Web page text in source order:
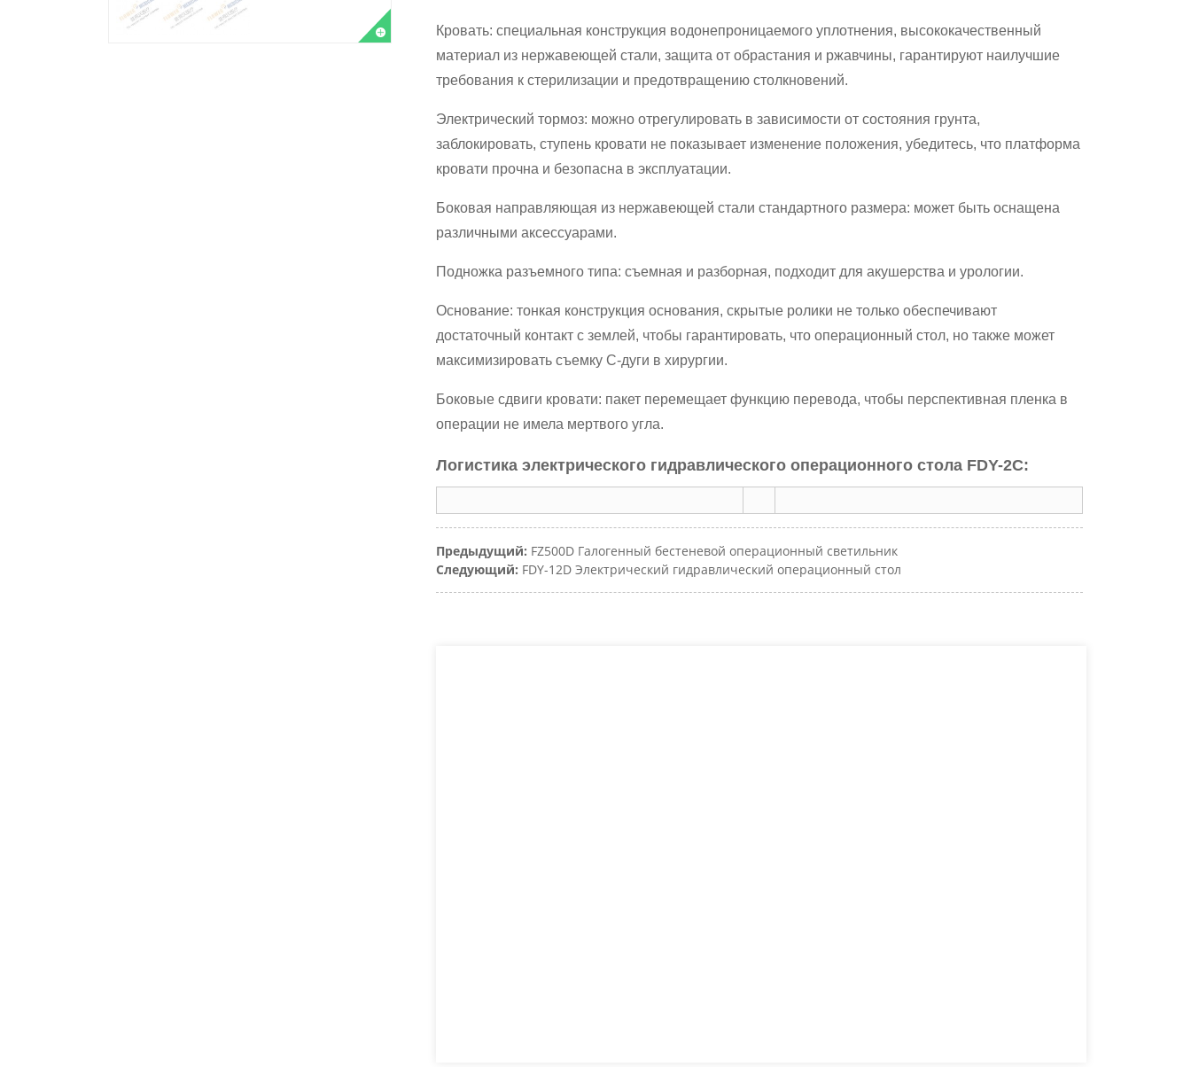
Кровать: специальная конструкция водонепроницаемого уплотнения, высококачественный
материал из нержавеющей стали, защита от обрастания и ржавчины, гарантируют наилучшие
требования к стерилизации и предотвращению столкновений.
Электрический тормоз: можно отрегулировать в зависимости от состояния грунта,
заблокировать, ступень кровати не показывает изменение положения, убедитесь, что платформа
кровати прочна и безопасна в эксплуатации.
Боковая направляющая из нержавеющей стали стандартного размера: может быть оснащена
различными аксессуарами.
Подножка разъемного типа: съемная и разборная, подходит для акушерства и урологии.
Основание: тонкая конструкция основания, скрытые ролики не только обеспечивают
достаточный контакт с землей, чтобы гарантировать, что операционный стол, но также может
максимизировать съемку C-дуги в хирургии.
Боковые сдвиги кровати: пакет перемещает функцию перевода, чтобы перспективная пленка в
операции не имела мертвого угла.
Логистика электрического гидравлического операционного стола FDY-2C:
Предыдущий: FZ500D Галогенный бестеневой операционный светильник
Следующий: FDY-12D Электрический гидравлический операционный стол